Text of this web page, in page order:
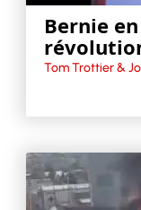
Bernie
Tom Trottier &